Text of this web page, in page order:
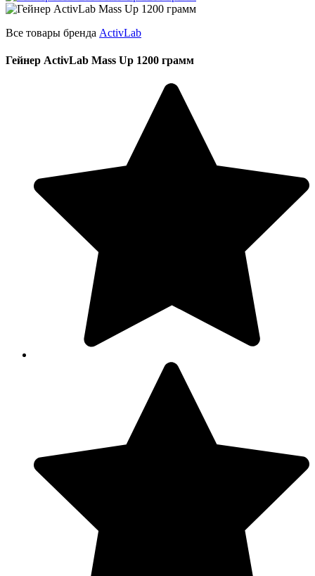
Все товары бренда ActivLab
Гейнер ActivLab Mass Up 1200 грамм